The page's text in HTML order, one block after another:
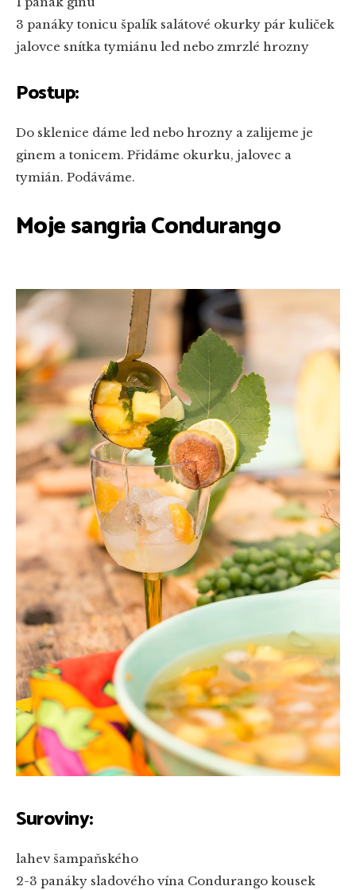
3 panáky tonicu špalík salátové okurky pár kuliček
jalovce snítka tymiánu led nebo zmrzlé hrozny
Postup:
Do sklenice dáme led nebo hrozny a zalijeme je
ginem a tonicem. Přidáme okurku, jalovec a
tymián. Podáváme.
Moje sangria Condurango
Suroviny:
lahev šampaňského
2-3 panáky sladového vína Condurango kousek